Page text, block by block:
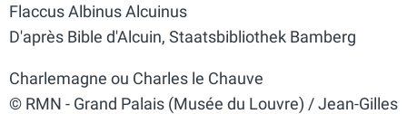
Flaccus Albinus Alcuinus
D'après Bible d'Alcuin, Staatsbibliothek Bamberg
Charlemagne ou Charles le Chauve
© RMN - Grand Palais (Musée du Louvre) / Jean-Gilles